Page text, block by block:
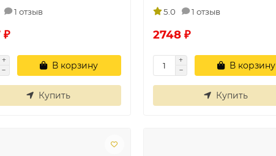
1 отзыв
₽
В корзину
Купить
5.0
1 отзыв
2748 ₽
В корзину
Купить